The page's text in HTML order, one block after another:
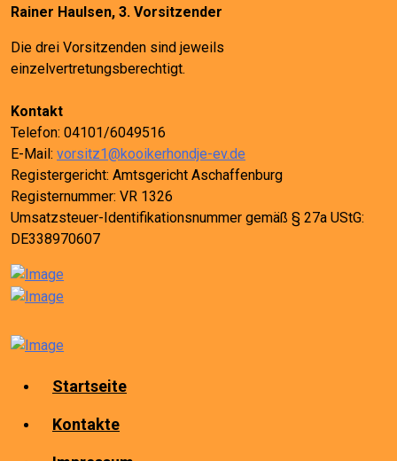
Rainer Haulsen, 3. Vorsitzender
Die drei Vorsitzenden sind jeweils
einzelvertretungsberechtigt.
Kontakt
Telefon: 04101/6049516
E-Mail: vorsitz1@kooikerhondje-ev.de
Registergericht: Amtsgericht Aschaffenburg
Registernummer: VR 1326
Umsatzsteuer-Identifikationsnummer gemäß § 27a UStG:
DE338970607
Startseite
Kontakte